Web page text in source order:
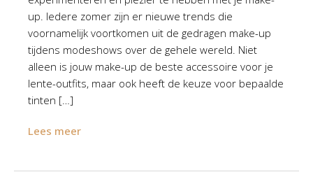
up. Iedere zomer zijn er nieuwe trends die
voornamelijk voortkomen uit de gedragen make-up
tijdens modeshows over de gehele wereld. Niet
alleen is jouw make-up de beste accessoire voor je
lente-outfits, maar ook heeft de keuze voor bepaalde
tinten […]
Lees meer